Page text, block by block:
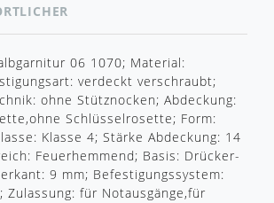
06 1070; Material:
verdeckt verschraubt;
ohne Stütznocken; Abdeckung:
Schlüsselrosette; Form:
Klasse 4; Stärke Abdeckung: 14
Feuerhemmend; Basis: Drücker-
9 mm; Befestigungssystem:
Zulassung: für Notausgänge,für